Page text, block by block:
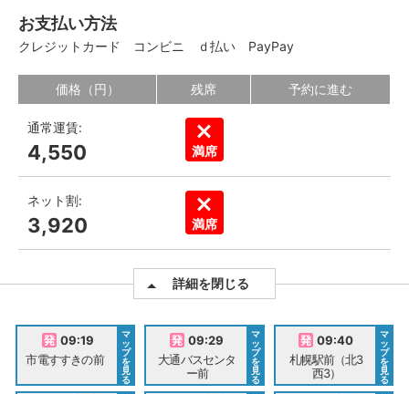
お支払い方法
クレジットカード コンビニ ｄ払い PayPay
価格（円） 残席 予約に進む
通常運賃:
4,550 満席
ネット割:
3,920 満席
詳細を閉じる
09:19
市電すすきの前
マ
ッ
プ
を
見
る
09:29
大通バスセンタ
ー前
マ
ッ
プ
を
見
る
09:40
札幌駅前（北3
西3）
マ
ッ
プ
を
見
る